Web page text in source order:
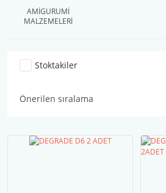
AMİGURUMİ
MALZEMELERİ
Stoktakiler